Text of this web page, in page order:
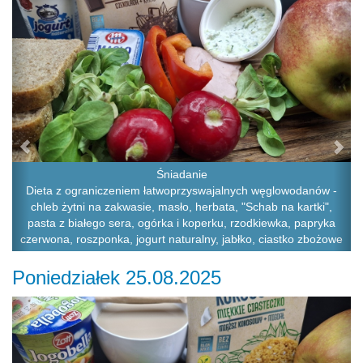
Śniadanie
Dieta z ograniczeniem łatwoprzyswajalnych węglowodanów -
chleb żytni na zakwasie, masło, herbata, "Schab na kartki",
pasta z białego sera, ogórka i koperku, rzodkiewka, papryka
czerwona, roszponka, jogurt naturalny, jabłko, ciastko zbożowe
Poniedziałek 25.08.2025
Previous